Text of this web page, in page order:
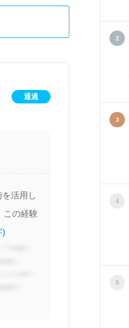
通過
活用し
この経験
)